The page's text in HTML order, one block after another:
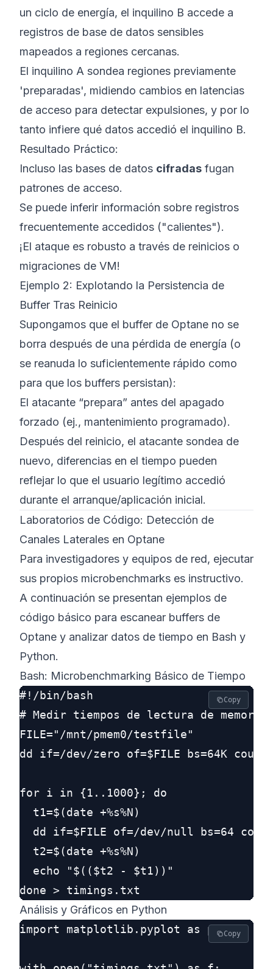
un ciclo de energía, el inquilino B accede a
registros de base de datos sensibles
mapeados a regiones cercanas.
El inquilino A sondea regiones previamente
'preparadas', midiendo cambios en latencias
de acceso para detectar expulsiones, y por lo
tanto infiere qué datos accedió el inquilino B.
Resultado Práctico:
Incluso las bases de datos cifradas fugan
patrones de acceso.
Se puede inferir información sobre registros
frecuentemente accedidos ("calientes").
¡El ataque es robusto a través de reinicios o
migraciones de VM!
Ejemplo 2: Explotando la Persistencia de
Buffer Tras Reinicio
Supongamos que el buffer de Optane no se
borra después de una pérdida de energía (o
se reanuda lo suficientemente rápido como
para que los buffers persistan):
El atacante “prepara” antes del apagado
forzado (ej., mantenimiento programado).
Después del reinicio, el atacante sondea de
nuevo, diferencias en el tiempo pueden
reflejar lo que el usuario legítimo accedió
durante el arranque/aplicación inicial.
Laboratorios de Código: Detección de
Canales Laterales en Optane
Para investigadores y equipos de red, ejecutar
sus propios microbenchmarks es instructivo.
A continuación se presentan ejemplos de
código básico para escanear buffers de
Optane y analizar datos de tiempo en Bash y
Python.
Bash: Microbenchmarking Básico de Tiempo
#!/bin/bash
# Medir tiempos de lectura de memoria
FILE="/mnt/pmem0/testfile"
dd if=/dev/zero of=$FILE bs=64K
for i in {1..1000}; do
  t1=$(date +%s%N)
dd if=$FILE of=/dev/null bs=64
  t2=$(date +%s%N)
  echo "$(($t2 - $t1))"
Copy
Análisis y Gráficos en Python
import matplotlib.pyplot as plt Copy